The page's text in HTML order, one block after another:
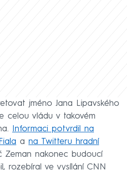
jméno Jana Lipavského
celou vládu v takovém
Informaci potvrdil na
a na Twitteru hradní
Zeman nakonec budoucí
rozebíral ve vysílání CNN